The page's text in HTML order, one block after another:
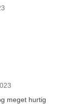
meget hurtig